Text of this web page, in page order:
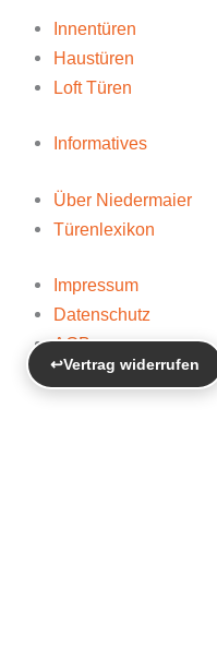
Innentüren
Haustüren
Loft Türen
Informatives
Über Niedermaier
Türenlexikon
Impressum
Datenschutz
AGB
Widerrufsbelehrung
↩Vertrag widerrufen